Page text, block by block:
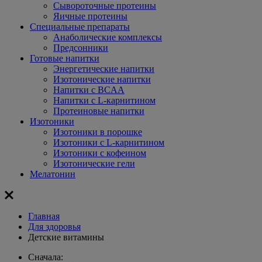
Сывороточные протеины
Яичные протеины
Специальные препараты
Анаболические комплексы
Предсонники
Готовые напитки
Энергетические напитки
Изотонические напитки
Напитки с BCAA
Напитки с L-карнитином
Протеиновые напитки
Изотоники
Изотоники в порошке
Изотоники с L-карнитином
Изотоники с кофеином
Изотонические гели
Мелатонин
Главная
Для здоровья
Детские витамины
Сначала: